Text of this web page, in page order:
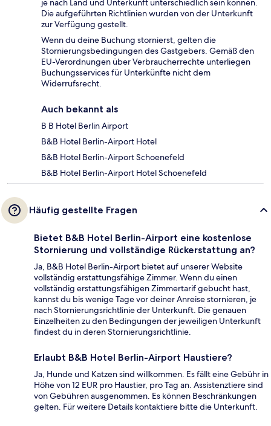
je nach Land und Unterkunft unterschiedlich sein können.
Die aufgeführten Richtlinien wurden von der Unterkunft
zur Verfügung gestellt.
Wenn du deine Buchung stornierst, gelten die
Stornierungsbedingungen des Gastgebers. Gemäß den
EU-Verordnungen über Verbraucherrechte unterliegen
Buchungsservices für Unterkünfte nicht dem
Widerrufsrecht.
Auch bekannt als
B B Hotel Berlin Airport
B&B Hotel Berlin-Airport Hotel
B&B Hotel Berlin-Airport Schoenefeld
B&B Hotel Berlin-Airport Hotel Schoenefeld
Häufig gestellte Fragen
Bietet B&B Hotel Berlin-Airport eine kostenlose
Stornierung und vollständige Rückerstattung an?
Ja, B&B Hotel Berlin-Airport bietet auf unserer Website
vollständig erstattungsfähige Zimmer. Wenn du einen
vollständig erstattungsfähigen Zimmertarif gebucht hast,
kannst du bis wenige Tage vor deiner Anreise stornieren, je
nach Stornierungsrichtlinie der Unterkunft. Die genauen
Einzelheiten zu den Bedingungen der jeweiligen Unterkunft
findest du in deren Stornierungsrichtlinie.
Erlaubt B&B Hotel Berlin-Airport Haustiere?
Ja, Hunde und Katzen sind willkommen. Es fällt eine Gebühr in
Höhe von 12 EUR pro Haustier, pro Tag an. Assistenztiere sind
von Gebühren ausgenommen. Es können Beschränkungen
gelten. Für weitere Details kontaktiere bitte die Unterkunft.